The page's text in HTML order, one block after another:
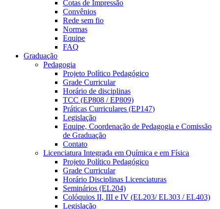
Cotas de Impressão
Convênios
Rede sem fio
Normas
Equipe
FAQ
Graduação
Pedagogia
Projeto Político Pedagógico
Grade Curricular
Horário de disciplinas
TCC (EP808 / EP809)
Práticas Curriculares (EP147)
Legislação
Equipe, Coordenação de Pedagogia e Comissão
de Graduação
Contato
Licenciatura Integrada em Química e em Física
Projeto Político Pedagógico
Grade Curricular
Horário Disciplinas Licenciaturas
Seminários (EL204)
Colóquios II, III e IV (EL203/ EL303 / EL403)
Legislação